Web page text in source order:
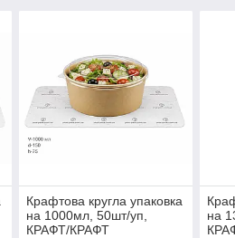
Крафтова кругла упаковка
на 1000мл, 50шт/уп,
КРАФТ/КРАФТ
на